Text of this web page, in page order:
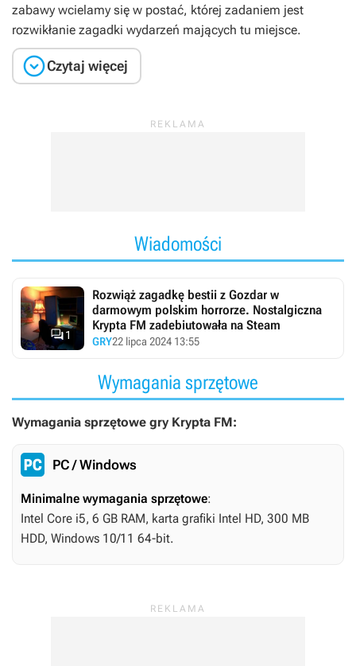
zabawy wcielamy się w postać, której zadaniem jest
rozwikłanie zagadki wydarzeń mających tu miejsce.
Czytaj więcej
Wiadomości
1
Rozwiąż zagadkę bestii z Gozdar w
darmowym polskim horrorze. Nostalgiczna
Krypta FM zadebiutowała na Steam
GRY22 lipca 2024 13:55
Wymagania sprzętowe
Wymagania sprzętowe gry Krypta FM:
PC / Windows
Minimalne wymagania sprzętowe:
Intel Core i5, 6 GB RAM, karta grafiki Intel HD, 300 MB
HDD, Windows 10/11 64-bit.